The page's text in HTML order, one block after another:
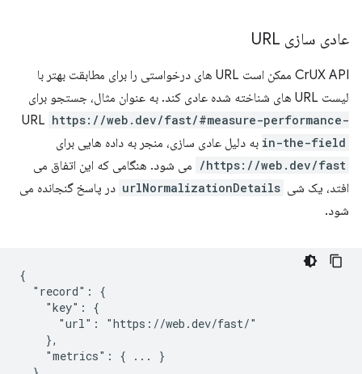
عادی سازی URL
CrUX API ممکن است URL های درخواستی را برای مطابقت بهتر با
لیست URL های شناخته شده عادی کند. به عنوان مثال، جستجو برای
URL https://web.dev/fast/#measure-performance-
in-the-field به دلیل عادی سازی، منجر به داده هایی برای
https://web.dev/fast/
می شود. هنگامی که این اتفاق می
افتد، یک شی urlNormalizationDetails در پاسخ گنجانده می
شود.
{
  "record": {
    "key": {
      "url": "https://web.dev/fast/"
    },
    "metrics": { ... }